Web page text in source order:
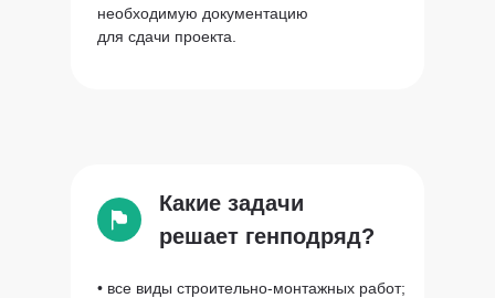
необходимую документацию
для сдачи проекта.
Какие задачи
решает генподряд?
• все виды строительно-монтажных работ;